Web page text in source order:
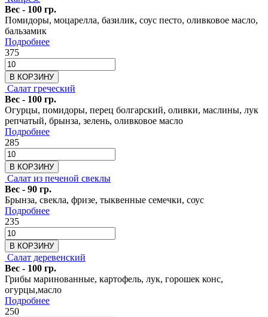
Вес - 100 гр.
Помидоры, моцарелла, базилик, соус песто, оливковое масло,
бальзамик
Подробнее
375
В КОРЗИНУ
Салат греческий
Вес - 100 гр.
Огурцы, помидоры, перец болгарский, оливки, маслины, лук
репчатый, брынза, зелень, оливковое масло
Подробнее
285
В КОРЗИНУ
Салат из печеной свеклы
Вес - 90 гр.
Брынза, свекла, фризе, тыквенные семечки, соус
Подробнее
235
В КОРЗИНУ
Салат деревенский
Вес - 100 гр.
Грибы маринованные, картофель, лук, горошек конс,
огурцы,масло
Подробнее
250